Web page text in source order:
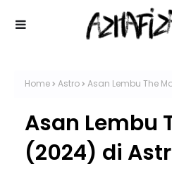
Home Astro Asan Lembu The
Asan Lembu
(2024) di